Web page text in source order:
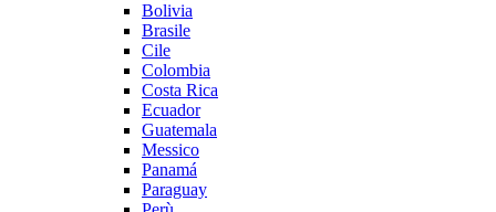
Bolivia
Brasile
Cile
Colombia
Costa Rica
Ecuador
Guatemala
Messico
Panamá
Paraguay